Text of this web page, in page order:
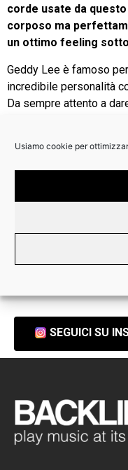
Usiamo cookie per
corde usate da
corposo ma
un ottimo feeling
Geddy Lee è famoso
incredibile personalità
Da sempre attento a
https://
SEGUICI SU